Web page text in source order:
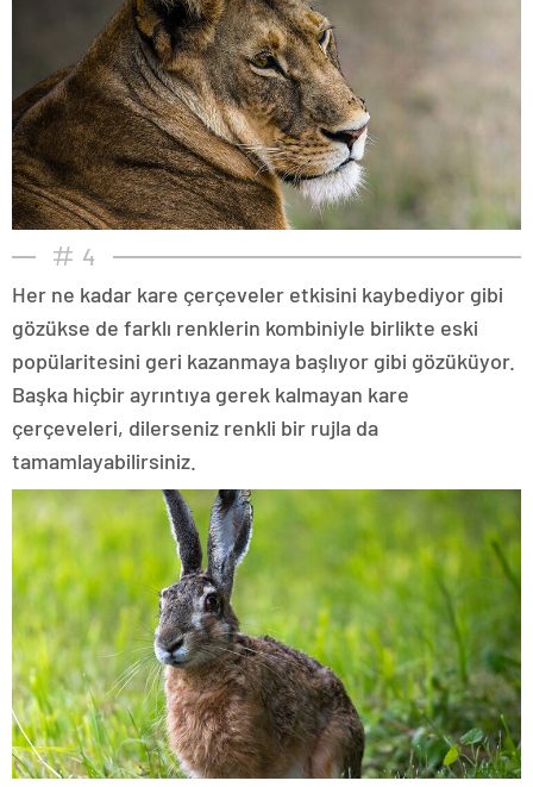
4
Her ne kadar kare çerçeveler etkisini kaybediyor gibi
gözükse de farklı renklerin kombiniyle birlikte eski
popülaritesini geri kazanmaya başlıyor gibi gözüküyor.
Başka hiçbir ayrıntıya gerek kalmayan kare
çerçeveleri, dilerseniz renkli bir rujla da
tamamlayabilirsiniz.